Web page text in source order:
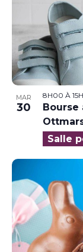
MAR
30
8H00 À
Salle